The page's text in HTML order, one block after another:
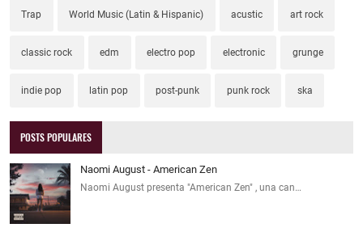
Trap World Music (Latin & Hispanic) acustic art rock
classic rock edm electro pop electronic grunge
indie pop latin pop post-punk punk rock ska
POSTS POPULARES
Naomi August - American Zen
Naomi August presenta "American Zen" , una can…